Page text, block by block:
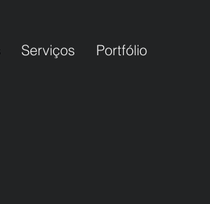
Serviços Portfólio